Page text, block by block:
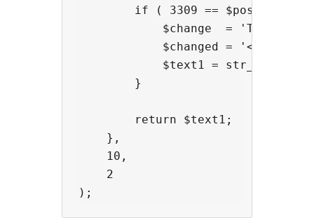
        if ( 3309 == $post_id ) {
            $change  = 'Test';
$changed = '<span
$text1 =
        }
        return $text1;
    },
    10,
    2